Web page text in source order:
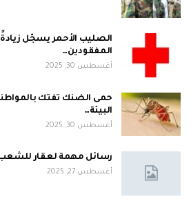
الصليب الأحمر يسجّل
المفقودين…
أغسطس 30, 2025
حمى الضنك تفتك
البيئة…
أغسطس 30, 2025
رسائل مهمة لعقار
أغسطس 27, 2025